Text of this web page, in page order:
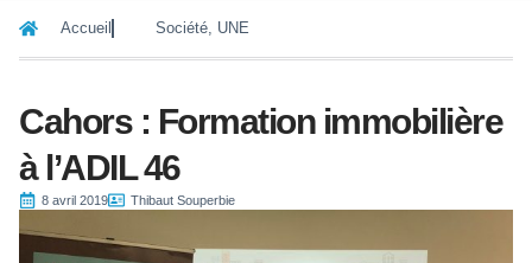
Accueil Société, UNE
Cahors : Formation immobilière
à l’ADIL 46
8 avril 2019 Thibaut Souperbie